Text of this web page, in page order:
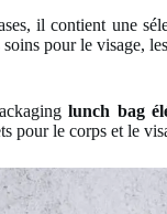
il contient une
pour le visage,
lunch bag
pour le corps et le